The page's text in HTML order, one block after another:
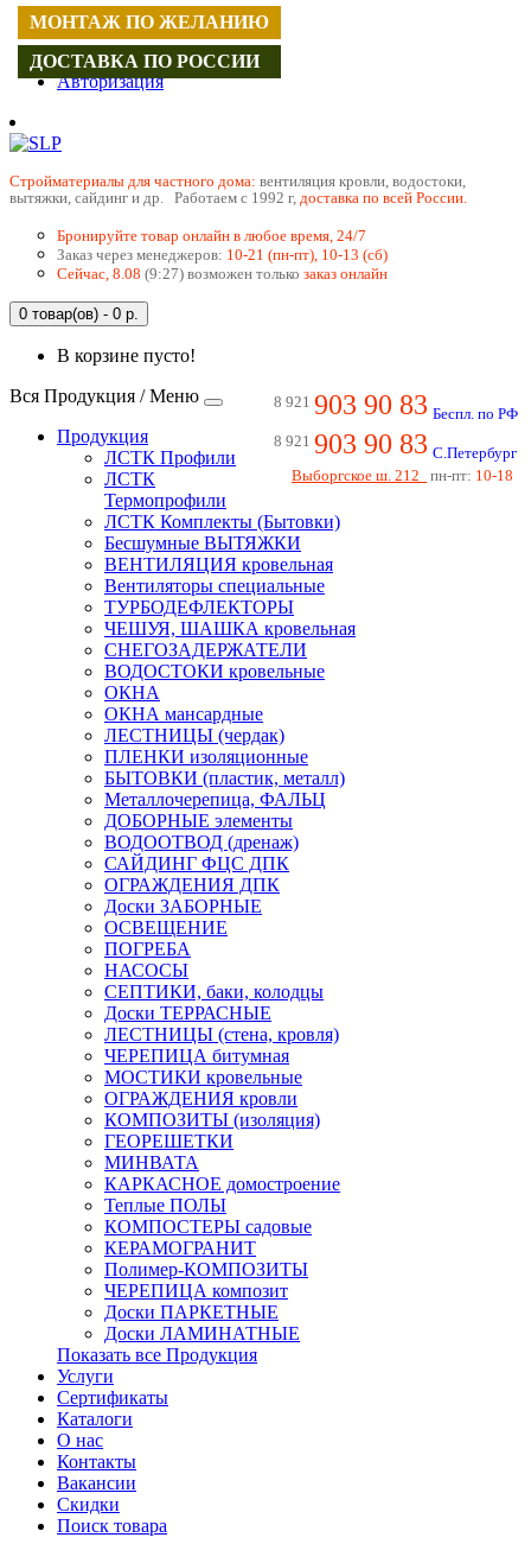
Регистрация
Авторизация
Cтройматериалы для частного дома: вентиляция кровли, водостоки,
вытяжки, сайдинг и др. Работаем с 1992 г, доставка по всей России.
Бронируйте товар онлайн в любое время, 24/7
Заказ через менеджеров: 10-21 (пн-пт), 10-13 (сб)
Сейчас, 8.08 (9:27) возможен только заказ онлайн
0 товар(ов) - 0 р.
В корзине пусто!
8 921 903 90 83 Беспл. по РФ
8 921 903 90 83 С.Петербург
Выборгское ш. 212
пн-пт: 10-18
Вся Продукция / Меню
Продукция
ЛСТК Профили
ЛСТК
Термопрофили
ЛСТК Комплекты (Бытовки)
Бесшумные ВЫТЯЖКИ
ВЕНТИЛЯЦИЯ кровельная
Вентиляторы специальные
ТУРБОДЕФЛЕКТОРЫ
ЧЕШУЯ, ШАШКА кровельная
СНЕГОЗАДЕРЖАТЕЛИ
ВОДОСТОКИ кровельные
ОКНА
ОКНА мансардные
ЛЕСТНИЦЫ (чердак)
ПЛЕНКИ изоляционные
БЫТОВКИ (пластик, металл)
Металлочерепица, ФАЛЬЦ
ДОБОРНЫЕ элементы
ВОДООТВОД (дренаж)
САЙДИНГ ФЦС ДПК
ОГРАЖДЕНИЯ ДПК
Доски ЗАБОРНЫЕ
ОСВЕЩЕНИЕ
ПОГРЕБА
НАСОСЫ
СЕПТИКИ, баки, колодцы
Доски ТЕРРАСНЫЕ
ЛЕСТНИЦЫ (стена, кровля)
ЧЕРЕПИЦА битумная
МОСТИКИ кровельные
ОГРАЖДЕНИЯ кровли
КОМПОЗИТЫ (изоляция)
ГЕОРЕШЕТКИ
МИНВАТА
КАРКАСНОЕ домостроение
Теплые ПОЛЫ
КОМПОСТЕРЫ садовые
КЕРАМОГРАНИТ
Полимер-КОМПОЗИТЫ
ЧЕРЕПИЦА композит
Доски ПАРКЕТНЫЕ
Доски ЛАМИНАТНЫЕ
Показать все Продукция
Услуги
Сертификаты
Каталоги
О нас
Контакты
Вакансии
Скидки
Поиск товара
МОНТАЖ ПО ЖЕЛАНИЮ
ДОСТАВКА ПО РОССИИ